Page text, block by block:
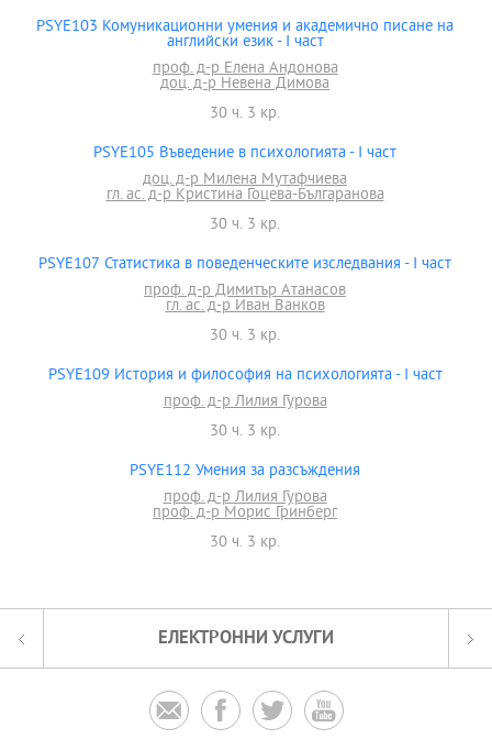
PSYE103 Комуникационни умения и академично писане на
английски език - I част
проф. д-р Елена Андонова
доц. д-р Невена Димова
30 ч. 3 кр.
PSYE105 Въведение в психологията - I част
доц. д-р Милена Мутафчиева
гл. ас. д-р Кристина Гоцева-Българанова
30 ч. 3 кр.
PSYE107 Статистика в поведенческите изследвания - І част
проф. д-р Димитър Атанасов
гл. ас. д-р Иван Ванков
30 ч. 3 кр.
PSYE109 История и философия на психологията - І част
проф. д-р Лилия Гурова
30 ч. 3 кр.
PSYE112 Умения за разсъждения
проф. д-р Лилия Гурова
проф. д-р Морис Гринберг
30 ч. 3 кр.
ЕЛЕКТРОННИ УСЛУГИ
   